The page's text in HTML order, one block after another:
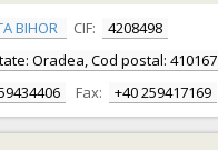
BIHOR CIF:
4208498
Oradea, Cod postal: 410167
Fax: +40 259417169